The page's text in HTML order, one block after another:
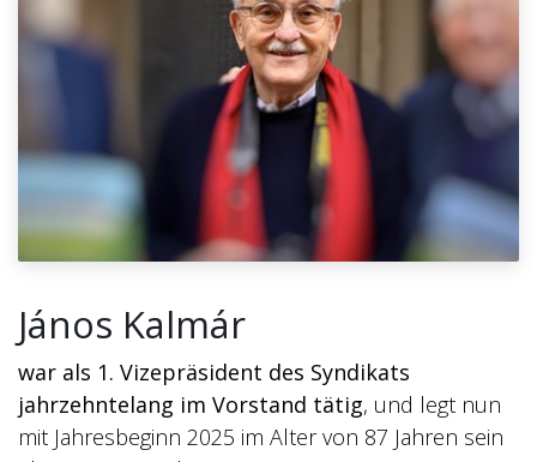
János Kalmár
war als 1. Vizepräsident des Syndikats
jahrzehntelang im Vorstand tätig, und legt nun
mit Jahresbeginn 2025 im Alter von 87 Jahren sein